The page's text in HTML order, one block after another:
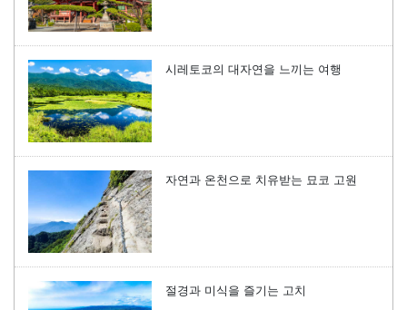
시레토코의 대자연을 느끼는 여행
자연과 온천으로 치유받는 묘코 고원
절경과 미식을 즐기는 고치